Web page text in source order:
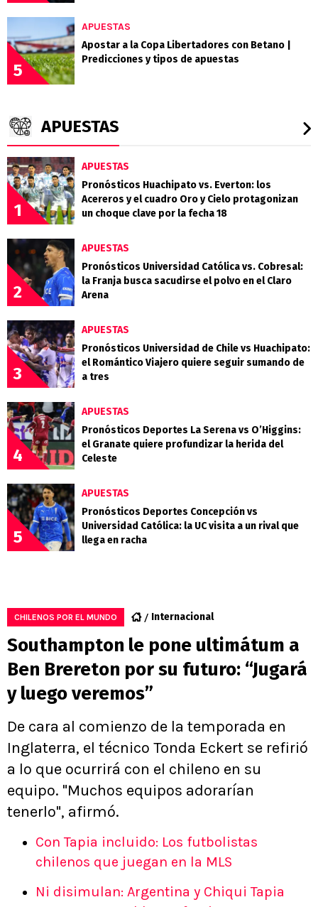
5
APUESTAS
Apostar a la Copa Libertadores con Betano |
Predicciones y tipos de apuestas
APUESTAS
1
APUESTAS
Pronósticos Huachipato vs. Everton: los
Acereros y el cuadro Oro y Cielo protagonizan
un choque clave por la fecha 18
2
APUESTAS
Pronósticos Universidad Católica vs. Cobresal:
la Franja busca sacudirse el polvo en el Claro
Arena
3
APUESTAS
Pronósticos Universidad de Chile vs Huachipato:
el Romántico Viajero quiere seguir sumando de
a tres
4
APUESTAS
Pronósticos Deportes La Serena vs O’Higgins:
el Granate quiere profundizar la herida del
Celeste
5
APUESTAS
Pronósticos Deportes Concepción vs
Universidad Católica: la UC visita a un rival que
llega en racha
CHILENOS POR EL MUNDO Internacional
Southampton le pone ultimátum a
Ben Brereton por su futuro: “Jugará
y luego veremos”
De cara al comienzo de la temporada en
Inglaterra, el técnico Tonda Eckert se refirió
a lo que ocurrirá con el chileno en su
equipo. "Muchos equipos adorarían
tenerlo", afirmó.
Con Tapia incluido: Los futbolistas
chilenos que juegan en la MLS
Ni disimulan: Argentina y Chiqui Tapia